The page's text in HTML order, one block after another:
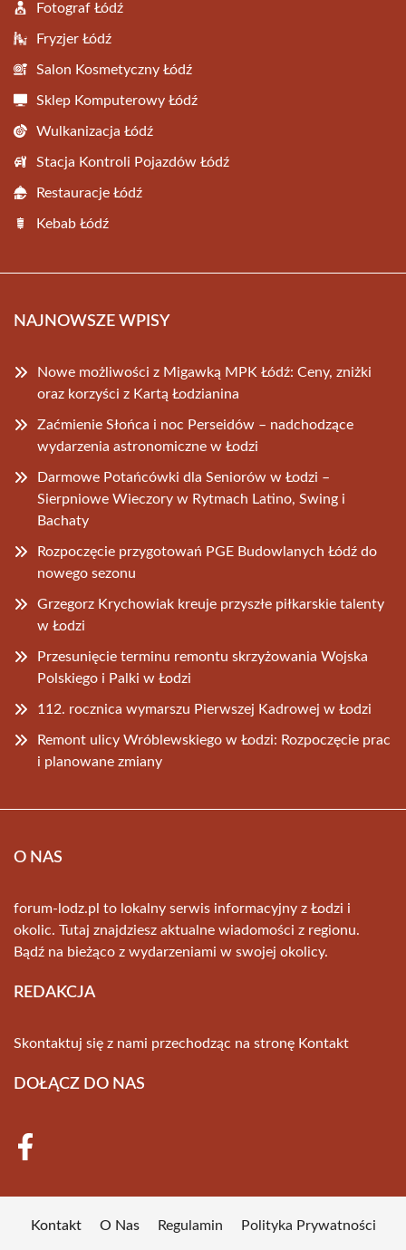
Fotograf Łódź
Fryzjer Łódź
Salon Kosmetyczny Łódź
Sklep Komputerowy Łódź
Wulkanizacja Łódź
Stacja Kontroli Pojazdów Łódź
Restauracje Łódź
Kebab Łódź
NAJNOWSZE WPISY
Nowe możliwości z Migawką MPK Łódź: Ceny, zniżki
oraz korzyści z Kartą Łodzianina
Zaćmienie Słońca i noc Perseidów – nadchodzące
wydarzenia astronomiczne w Łodzi
Darmowe Potańcówki dla Seniorów w Łodzi –
Sierpniowe Wieczory w Rytmach Latino, Swing i
Bachaty
Rozpoczęcie przygotowań PGE Budowlanych Łódź do
nowego sezonu
Grzegorz Krychowiak kreuje przyszłe piłkarskie talenty
w Łodzi
Przesunięcie terminu remontu skrzyżowania Wojska
Polskiego i Palki w Łodzi
112. rocznica wymarszu Pierwszej Kadrowej w Łodzi
Remont ulicy Wróblewskiego w Łodzi: Rozpoczęcie prac
i planowane zmiany
O NAS
forum-lodz.pl to lokalny serwis informacyjny z Łodzi i
okolic. Tutaj znajdziesz aktualne wiadomości z regionu.
Bądź na bieżąco z wydarzeniami w swojej okolicy.
REDAKCJA
Skontaktuj się z nami przechodząc na stronę Kontakt
DOŁĄCZ DO NAS
Kontakt O Nas Regulamin Polityka Prywatności